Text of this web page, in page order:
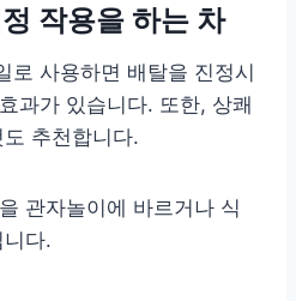
작용을 하는 차
로 사용하면 배탈을 진정시
과가 있습니다. 또한, 상쾌
추천합니다.
관자놀이에 바르거나 식
다.